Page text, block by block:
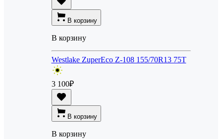
В корзину
В корзину
Westlake ZuperEco Z-108 155/70R13 75T
3 100₽
В корзину
В корзину